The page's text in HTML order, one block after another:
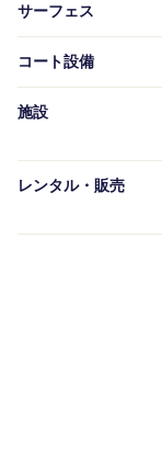
サーフェス
コート設備
施設
レンタル・販売